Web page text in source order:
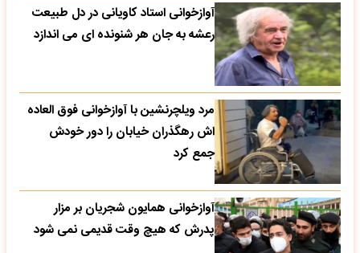
آوازخوانی استاد کاویانی در دل طبیعت
رعشه به جان هر شنونده ای می اندازد
مرد ویلچرنشین با آوازخوانی فوق العاده
اش رهگذران خیابان را دور خودش
جمع کرد
آوازخوانی همایون شجریان بر مزار
پدرش که هیچ وقت قدیمی نمی شود